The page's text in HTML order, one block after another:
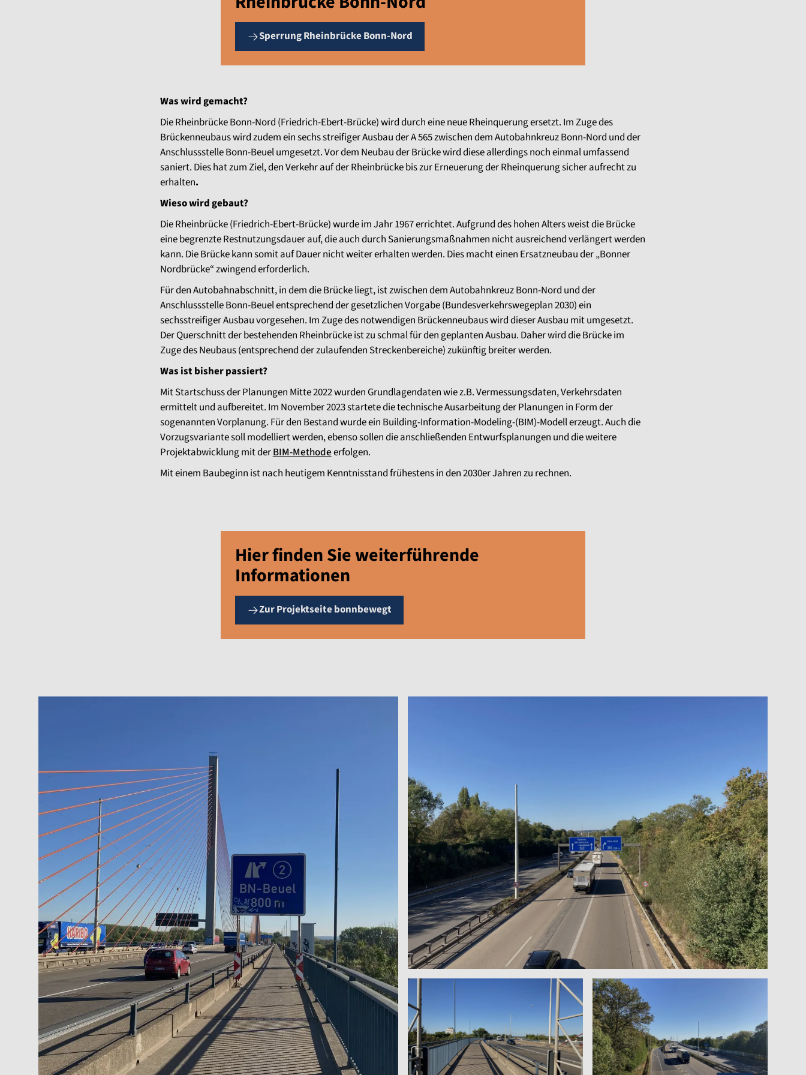
Sperrung Rheinbrücke Bonn-Nord
Was wird gemacht?
Die Rheinbrücke Bonn-Nord (Friedrich-Ebert-Brücke) wird durch eine neue Rheinquerung ersetzt. Im Zuge des
Brückenneubaus wird zudem ein sechs streifiger Ausbau der A 565 zwischen dem Autobahnkreuz Bonn-Nord und der
Anschlussstelle Bonn-Beuel umgesetzt. Vor dem Neubau der Brücke wird diese allerdings noch einmal umfassend
saniert. Dies hat zum Ziel, den Verkehr auf der Rheinbrücke bis zur Erneuerung der Rheinquerung sicher aufrecht zu
erhalten.
Wieso wird gebaut?
Die Rheinbrücke (Friedrich-Ebert-Brücke) wurde im Jahr 1967 errichtet. Aufgrund des hohen Alters weist die Brücke
eine begrenzte Restnutzungsdauer auf, die auch durch Sanierungsmaßnahmen nicht ausreichend verlängert werden
kann. Die Brücke kann somit auf Dauer nicht weiter erhalten werden. Dies macht einen Ersatzneubau der „Bonner
Nordbrücke“ zwingend erforderlich.
Für den Autobahnabschnitt, in dem die Brücke liegt, ist zwischen dem Autobahnkreuz Bonn-Nord und der
Anschlussstelle Bonn-Beuel entsprechend der gesetzlichen Vorgabe (Bundesverkehrswegeplan 2030) ein
sechsstreifiger Ausbau vorgesehen. Im Zuge des notwendigen Brückenneubaus wird dieser Ausbau mit umgesetzt.
Der Querschnitt der bestehenden Rheinbrücke ist zu schmal für den geplanten Ausbau. Daher wird die Brücke im
Zuge des Neubaus (entsprechend der zulaufenden Streckenbereiche) zukünftig breiter werden.
Was ist bisher passiert?
Mit Startschuss der Planungen Mitte 2022 wurden Grundlagendaten wie z.B. Vermessungsdaten, Verkehrsdaten
ermittelt und aufbereitet. Im November 2023 startete die technische Ausarbeitung der Planungen in Form der
sogenannten Vorplanung. Für den Bestand wurde ein Building-Information-Modeling-(BIM)-Modell erzeugt. Auch die
Vorzugsvariante soll modelliert werden, ebenso sollen die anschließenden Entwurfsplanungen und die weitere
Projektabwicklung mit derBIM-Methodeerfolgen.
Mit einem Baubeginn ist nach heutigem Kenntnisstand frühestens in den 2030er Jahren zu rechnen.
Hier finden Sie weiterführende
Informationen
Zur Projektseite bonnbewegt